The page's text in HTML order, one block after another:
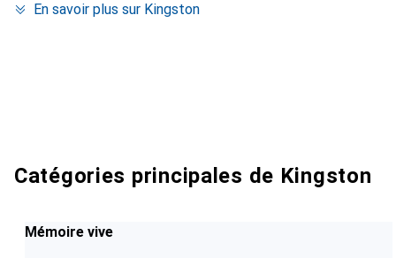
En savoir plus sur Kingston
Catégories principales de Kingston
Mémoire vive